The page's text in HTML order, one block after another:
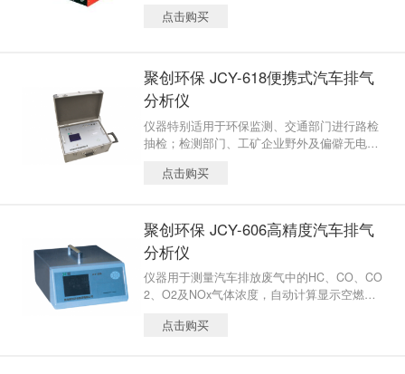
点击购买
聚创环保 JCY-618便携式汽车排气
分析仪
仪器特别适用于环保监测、交通部门进行路检
抽检；检测部门、工矿企业野外及偏僻无电源
点及有无电源等均可检测的优点。仪器为精制
点击购买
聚创环保 JCY-606高精度汽车排气
分析仪
仪器用于测量汽车排放废气中的HC、CO、CO
2、O2及NOx气体浓度，自动计算显示空燃比
综合检测。
点击购买